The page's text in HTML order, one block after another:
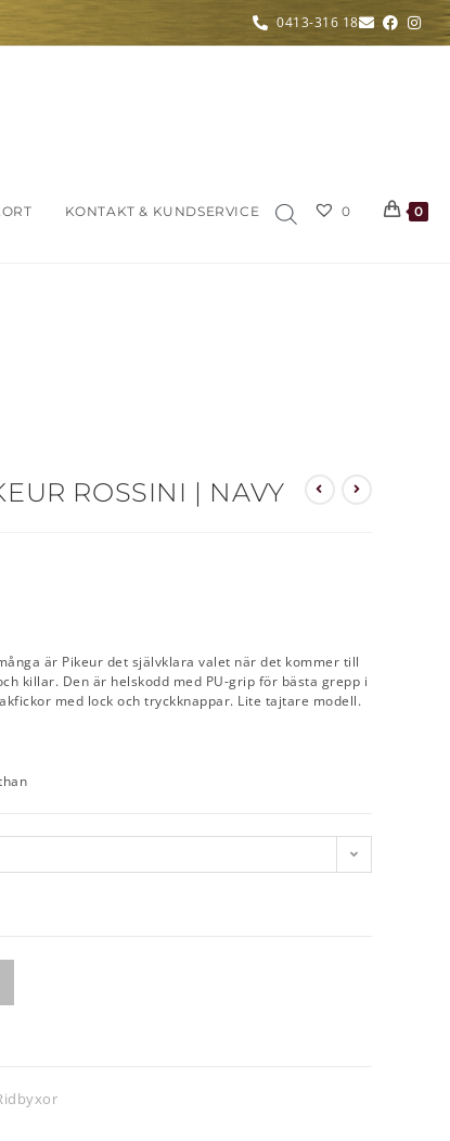
0413-316 18
KONTAKT & KUNDSERVICE 0 0
ROSSINI | NAVY
är Pikeur det självklara valet när det kommer till
killar. Den är helskodd med PU-grip för bästa grepp i
med lock och tryckknappar. Lite tajtare modell.